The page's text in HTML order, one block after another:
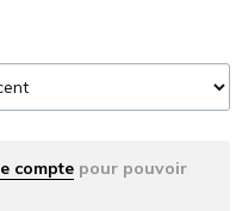
compte pour pouvoir